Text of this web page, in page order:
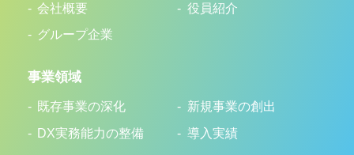
会社概要
役員紹介
グループ企業
事業領域
既存事業の深化
新規事業の創出
DX実務能力の整備
導入実績